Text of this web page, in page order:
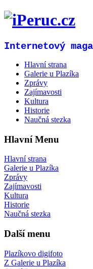
Internetový
Hlavní strana
Galerie u Plazíka
Zprávy
Zajímavosti
Kultura
Historie
Naučná stezka
Hlavní Menu
Hlavní strana
Galerie u Plazíka
Zprávy
Zajímavosti
Kultura
Historie
Naučná stezka
Další menu
Plazíkovo digifoto
Z Galerie u Plazíka